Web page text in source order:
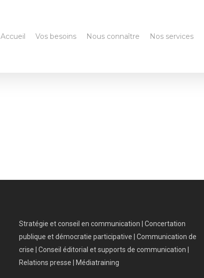
Accueil Vos besoins Nous connaître Nos services
Stratégie et conseil en communication | Concertation
publique et démocratie participative | Communication de
crise | Conseil éditorial et supports de communication |
Relations presse | Médiatraining